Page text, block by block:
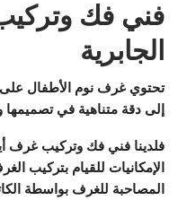
فني فك
الجابرية
تحتوي غرف نوم الأطفال على
إلى دقة متناهية في تصميمها
فلدينا فني فك وتركيب غرف
الإمكانيات للقيام بتركيب
المصاحبة للغرف بواسطة